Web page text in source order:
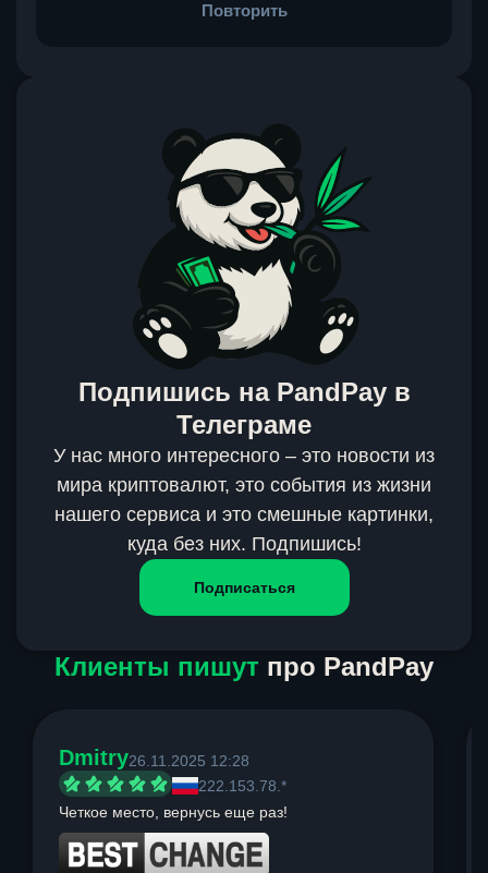
Повторить
Подпишись на PandPay в
Телеграме
У нас много интересного – это новости из
мира криптовалют, это события из жизни
нашего сервиса и это смешные картинки,
куда без них. Подпишись!
Подписаться
Клиенты пишут про PandPay
Dmitry26.11.2025 12:28
222.153.78.*
Четкое место, вернусь еще раз!